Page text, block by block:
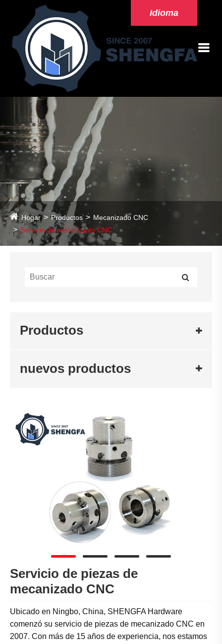
Idioma
Hogar Productos
Mecanizado CNC
Servicio de mecanizado CNC
Productos
nuevos productos
Servicio de piezas de
mecanizado CNC
Ubicado en Ningbo, China, SHENGFA Hardware
comenzó su servicio de piezas de mecanizado CNC en
2007. Con más de 15 años de experiencia, nos estamos